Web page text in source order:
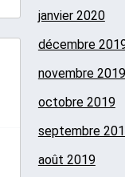
janvier 2020
décembre
novembre 2019
octobre 2019
septembre
août 2019